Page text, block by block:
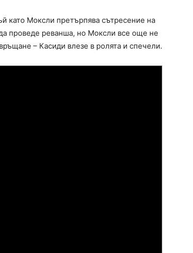
като Моксли претърпява сътресение на
проведе реванша, но Моксли все още не
– Касиди влезе в ролята и спечели.